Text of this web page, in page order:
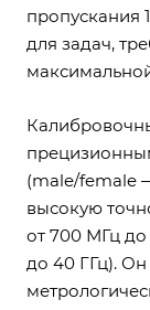
пропускания
для задач,
(male/female
высокую
от 700 МГц
до 40 ГГц).